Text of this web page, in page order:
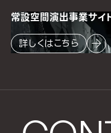
常設空間演出事業サイ
詳しくはこちら